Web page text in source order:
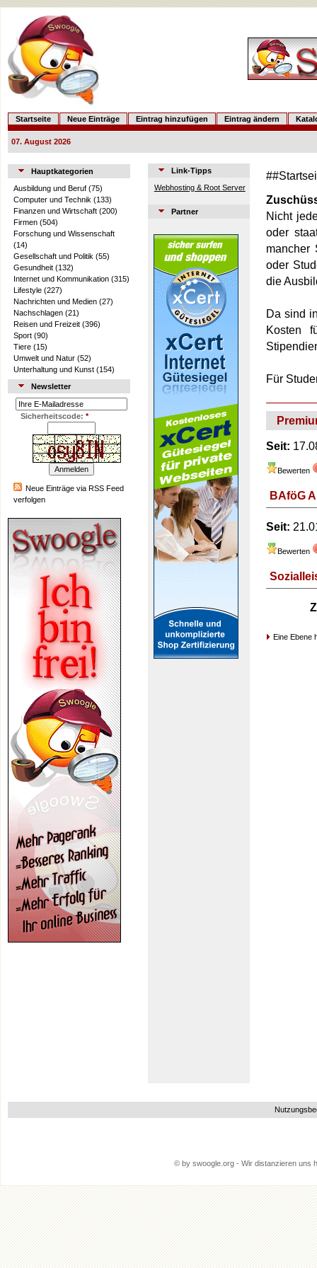
Startseite Neue Einträge Eintrag hinzufügen Eintrag ändern
07. August 2026
Hauptkategorien
Ausbildung und Beruf (75)
Computer und Technik (133)
Finanzen und Wirtschaft (200)
Firmen (504)
Forschung und Wissenschaft
(14)
Gesellschaft und Politik (55)
Gesundheit (132)
Internet und Kommunikation (315)
Lifestyle (227)
Nachrichten und Medien (27)
Nachschlagen (21)
Reisen und Freizeit (396)
Sport (90)
Tiere (15)
Umwelt und Natur (52)
Unterhaltung und Kunst (154)
Newsletter
Sicherheitscode: *
Neue Einträge via RSS Feed
verfolgen
Link-Tipps
Webhosting & Root Server
Partner
Nicht
oder
mancher
oder
die
Da sind
Kosten
Für
Seit:
Bewerten
BAföG
Seit:
Bewerten
Eine Ebene
© by swoogle.org - Wir distanzieren uns